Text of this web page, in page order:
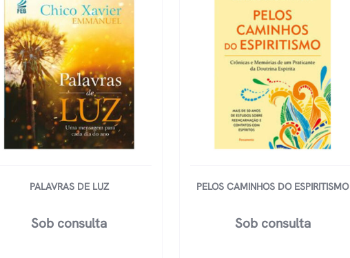
PALAVRAS DE LUZ
Sob consulta
PELOS CAMINHOS DO ESPIRITISMO
Sob consulta